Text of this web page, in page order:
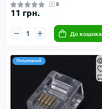
0
11 грн.
До кошика
Популярний